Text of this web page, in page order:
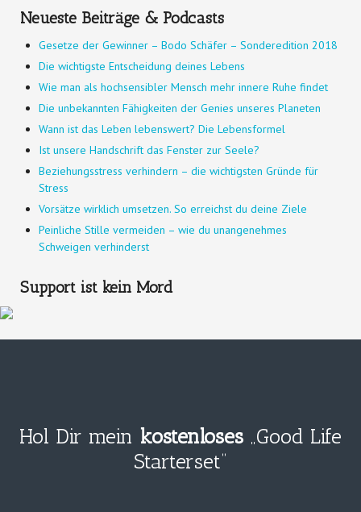
Neueste Beiträge & Podcasts
Gesetze der Gewinner – Bodo Schäfer – Sonderedition 2018
Die wichtigste Entscheidung deines Lebens
Wie man als hochsensibler Mensch mehr innere Ruhe findet
Die unbekannten Fähigkeiten der Genies unseres Planeten
Wann ist das Leben lebenswert? Die Lebensformel
Ist unsere Handschrift das Fenster zur Seele?
Beziehungsstress verhindern – die wichtigsten Gründe für
Stress
Vorsätze wirklich umsetzen. So erreichst du deine Ziele
Peinliche Stille vermeiden – wie du unangenehmes
Schweigen verhinderst
Support ist kein Mord
Hol Dir mein kostenloses „Good Life
Starterset“